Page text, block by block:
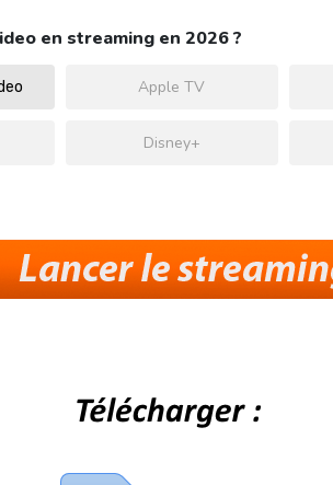
en streaming en 2026 ?
Apple TV
Disney+